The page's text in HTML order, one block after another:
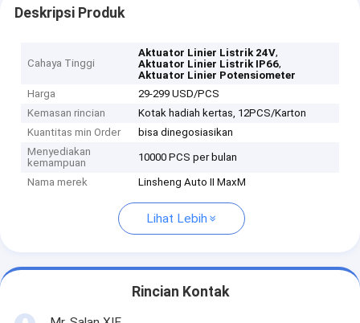
Deskripsi Produk
Cahaya Tinggi
Aktuator Linier Listrik 24V,
Aktuator Linier Listrik IP66,
Aktuator Linier Potensiometer
Harga
29-299 USD/PCS
Kemasan rincian
Kotak hadiah kertas, 12PCS/Karton
Kuantitas min Order
bisa dinegosiasikan
Menyediakan
kemampuan
10000 PCS per bulan
Nama merek Linsheng Auto II MaxM
Lihat Lebih
Rincian Kontak